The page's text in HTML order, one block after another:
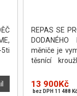
5ti
REPAS SE
měniče je
těsnící
vyvážen. PO
PROVÉST
13 900Kč
bez DPH 11 488 Kč